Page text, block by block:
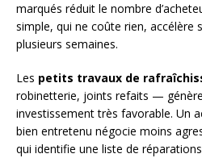
marqués réduit le nombre
simple, qui ne coûte rien, accélère
plusieurs semaines.
Les petits travaux de
robinetterie, joints refaits —
investissement très favorable. Un
bien entretenu négocie moins
qui identifie une liste de